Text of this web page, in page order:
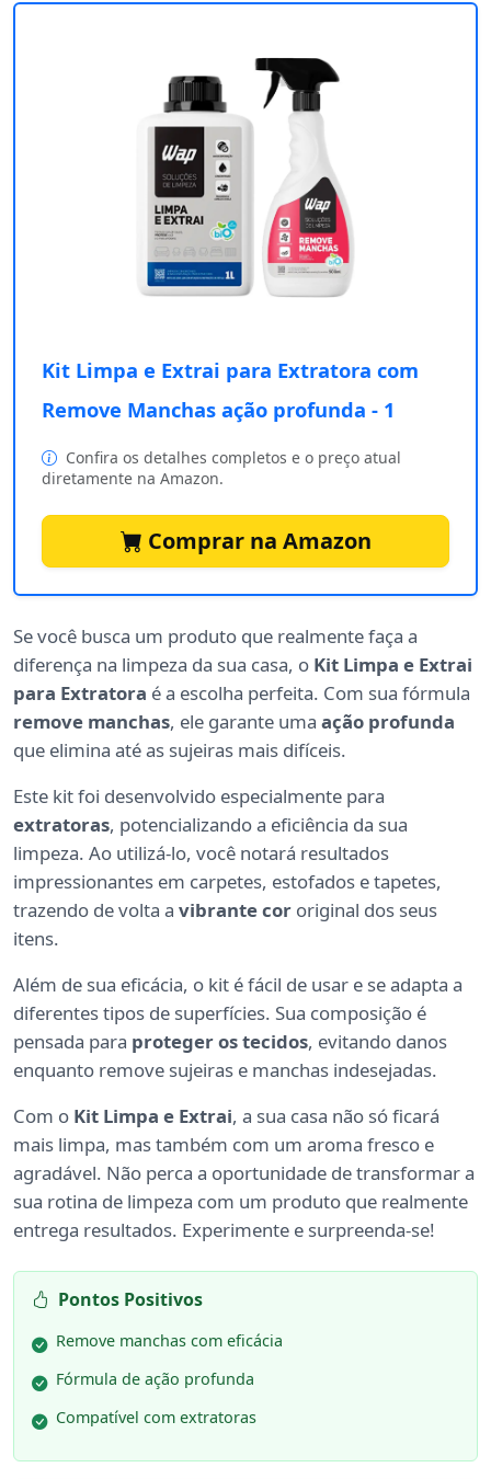
Kit Limpa e Extrai para Extratora com
Remove Manchas ação profunda - 1
Confira os detalhes completos e o preço atual
diretamente na Amazon.
Comprar na Amazon
Se você busca um produto que realmente faça a
diferença na limpeza da sua casa, o Kit Limpa e Extrai
para Extratora é a escolha perfeita. Com sua fórmula
remove manchas, ele garante uma ação profunda
que elimina até as sujeiras mais difíceis.
Este kit foi desenvolvido especialmente para
extratoras, potencializando a eficiência da sua
limpeza. Ao utilizá-lo, você notará resultados
impressionantes em carpetes, estofados e tapetes,
trazendo de volta a vibrante cor original dos seus
itens.
Além de sua eficácia, o kit é fácil de usar e se adapta a
diferentes tipos de superfícies. Sua composição é
pensada para proteger os tecidos, evitando danos
enquanto remove sujeiras e manchas indesejadas.
Com o Kit Limpa e Extrai, a sua casa não só ficará
mais limpa, mas também com um aroma fresco e
agradável. Não perca a oportunidade de transformar a
sua rotina de limpeza com um produto que realmente
entrega resultados. Experimente e surpreenda-se!
Pontos Positivos
Remove manchas com eficácia
Fórmula de ação profunda
Compatível com extratoras